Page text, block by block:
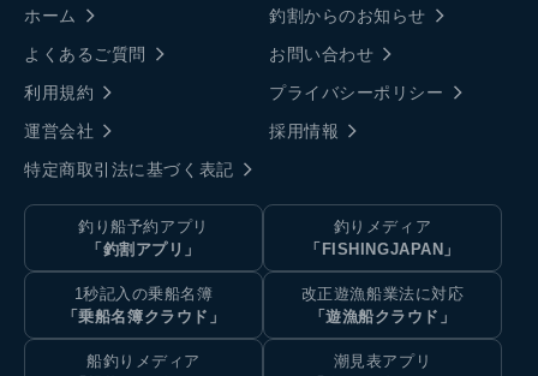
ホーム
釣割からのお知らせ
よくあるご質問
お問い合わせ
利用規約
プライバシーポリシー
運営会社
採用情報
特定商取引法に基づく表記
釣り船予約アプリ
「釣割アプリ」
釣りメディア
「FISHINGJAPAN」
1秒記入の乗船名簿
「乗船名簿クラウド」
改正遊漁船業法に対応
「遊漁船クラウド」
船釣りメディア
潮見表アプリ